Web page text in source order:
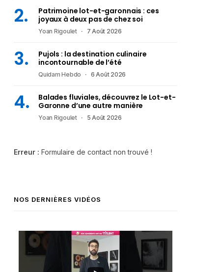
Patrimoine lot-et-garonnais : ces
joyaux à deux pas de chez soi
Yoan Rigoulet 7 Août 2026
Pujols : la destination culinaire
incontournable de l’été
Quidam Hebdo 6 Août 2026
Balades fluviales, découvrez le Lot-et-
Garonne d’une autre manière
Yoan Rigoulet 5 Août 2026
Erreur : Formulaire de contact non trouvé !
NOS DERNIÈRES VIDÉOS